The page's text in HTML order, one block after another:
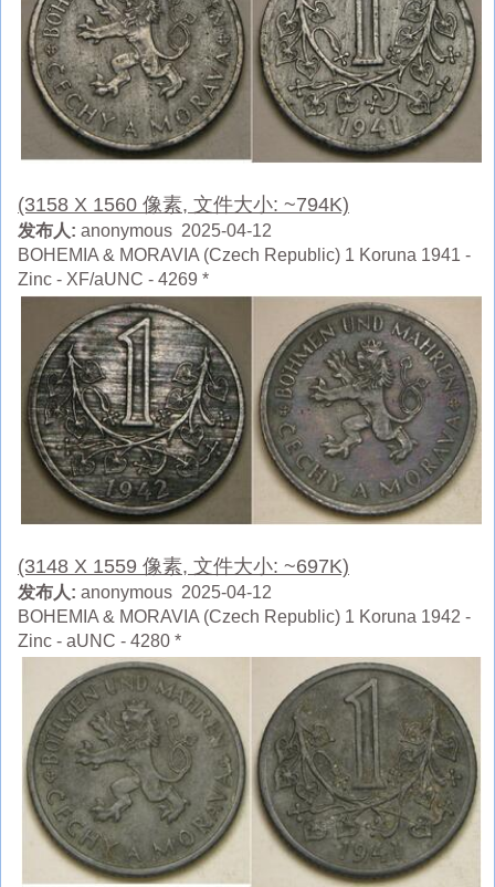
(3158 X 1560 像素, 文件大小: ~794K)
发布人: anonymous 2025-04-12
BOHEMIA & MORAVIA (Czech Republic) 1 Koruna 1941 -
Zinc - XF/aUNC - 4269 *
(3148 X 1559 像素, 文件大小: ~697K)
发布人: anonymous 2025-04-12
BOHEMIA & MORAVIA (Czech Republic) 1 Koruna 1942 -
Zinc - aUNC - 4280 *